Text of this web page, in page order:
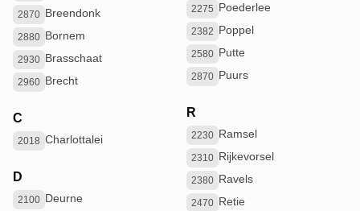
2870 Breendonk
2880 Bornem
2930 Brasschaat
2960 Brecht
C
2018 Charlottalei
D
2100 Deurne
2275 Poederlee
2382 Poppel
2580 Putte
2870 Puurs
R
2230 Ramsel
2310 Rijkevorsel
2380 Ravels
2470 Retie